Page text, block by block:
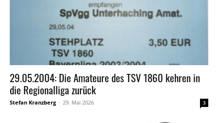
29.05.2004: Die Amateure des TSV 1860 kehren in
die Regionalliga zurück
Stefan Kranzberg - 29. Mai 2026 3